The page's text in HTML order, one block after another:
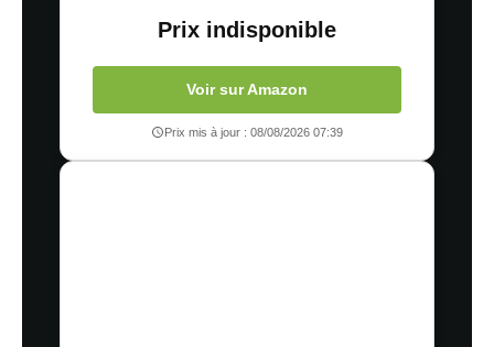
Prix indisponible
Voir sur Amazon
Prix mis à jour : 08/08/2026 07:39